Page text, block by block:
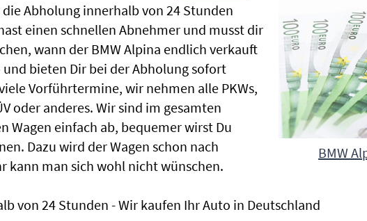
BMW
Abholung innerhalb von 24 Stunden
einen schnellen Abnehmer und musst dir
wann der BMW Alpina endlich verkauft
bieten Dir bei der Abholung sofort
Vorführtermine, wir nehmen alle PKWs,
oder anderes. Wir sind im gesamten
Wagen einfach ab, bequemer wirst Du
Dazu wird der Wagen schon nach
kann man sich wohl nicht wünschen.
von 24 Stunden - Wir kaufen Ihr Auto in Deutschland